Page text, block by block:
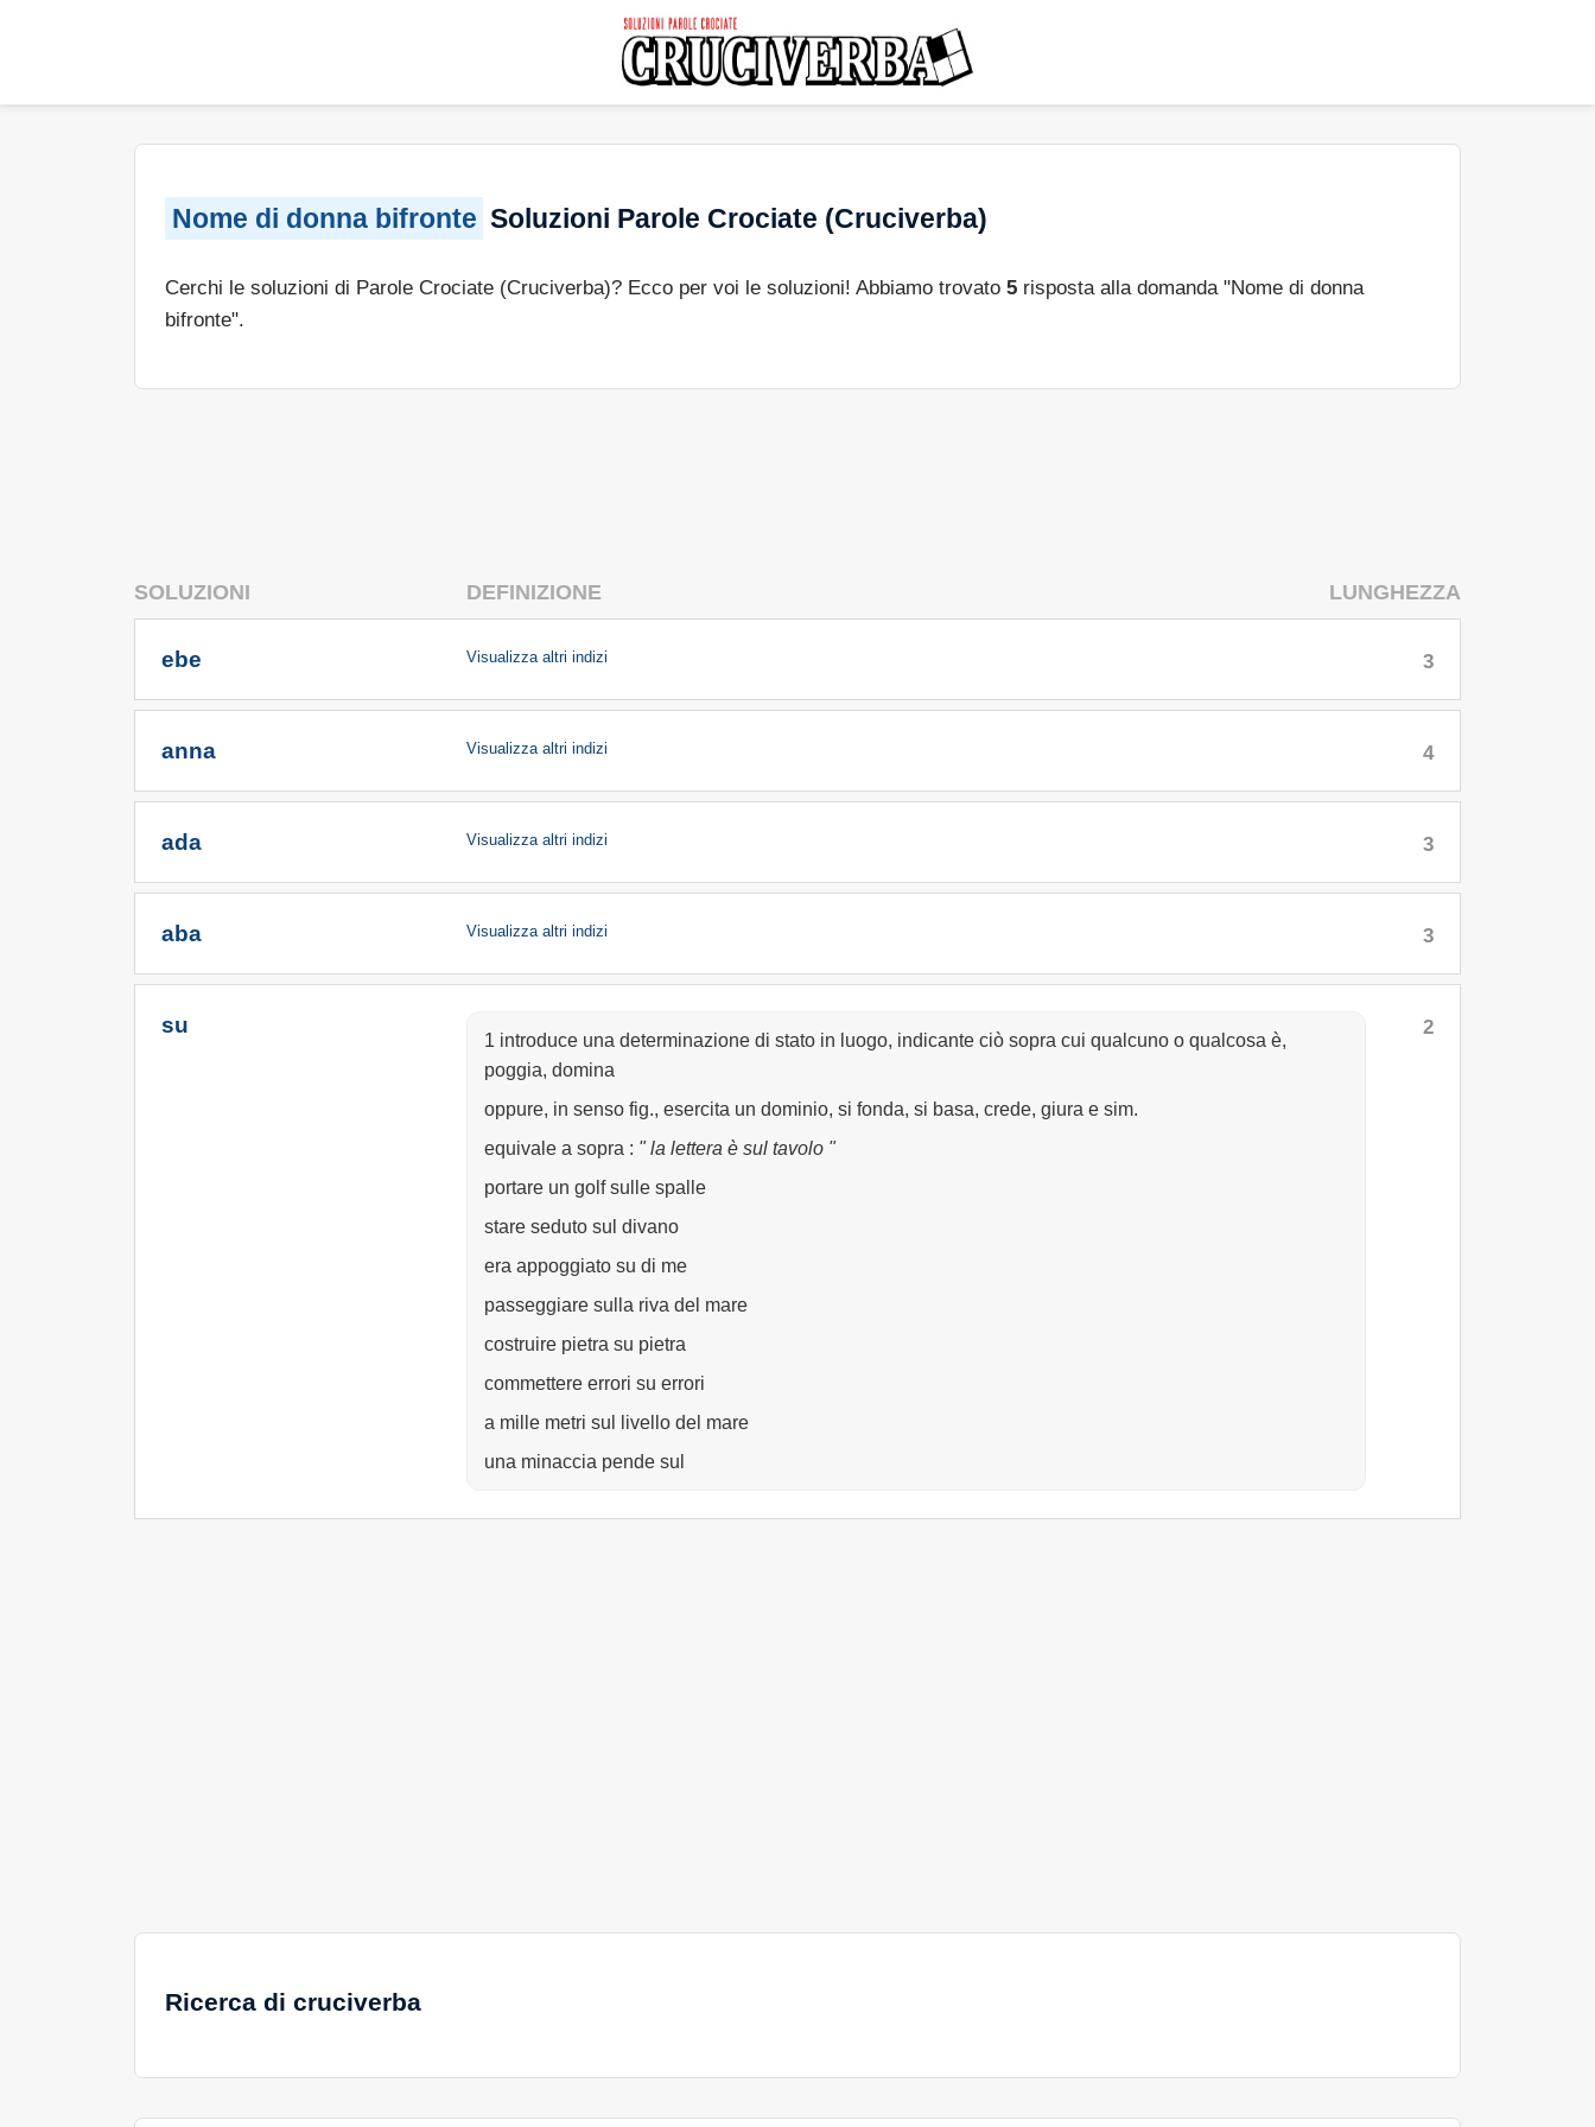
Nome di donna bifronte Soluzioni Parole Crociate (Cruciverba)
Cerchi le soluzioni di Parole Crociate (Cruciverba)? Ecco per voi le soluzioni! Abbiamo trovato 5 risposta alla domanda "Nome di donna
bifronte".
SOLUZIONI DEFINIZIONE LUNGHEZZA
ebe Visualizza altri indizi 3
anna Visualizza altri indizi 4
ada Visualizza altri indizi 3
aba Visualizza altri indizi 3
su
1 introduce una determinazione di stato in luogo, indicante ciò sopra cui qualcuno o qualcosa è,
poggia, domina
oppure, in senso fig., esercita un dominio, si fonda, si basa, crede, giura e sim.
equivale a sopra : " la lettera è sul tavolo "
portare un golf sulle spalle
stare seduto sul divano
era appoggiato su di me
passeggiare sulla riva del mare
costruire pietra su pietra
commettere errori su errori
a mille metri sul livello del mare
una minaccia pende sul
2
Ricerca di cruciverba